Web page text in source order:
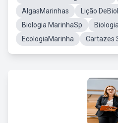
AlgasMarinhas
Lição
Biologia MarinhaSp
EcologiaMarinha
Cartazes